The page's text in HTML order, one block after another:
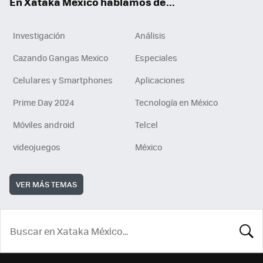
Investigación
Análisis
Cazando Gangas Mexico
Especiales
Celulares y Smartphones
Aplicaciones
Prime Day 2024
Tecnología en México
Móviles android
Telcel
videojuegos
México
VER MÁS TEMAS